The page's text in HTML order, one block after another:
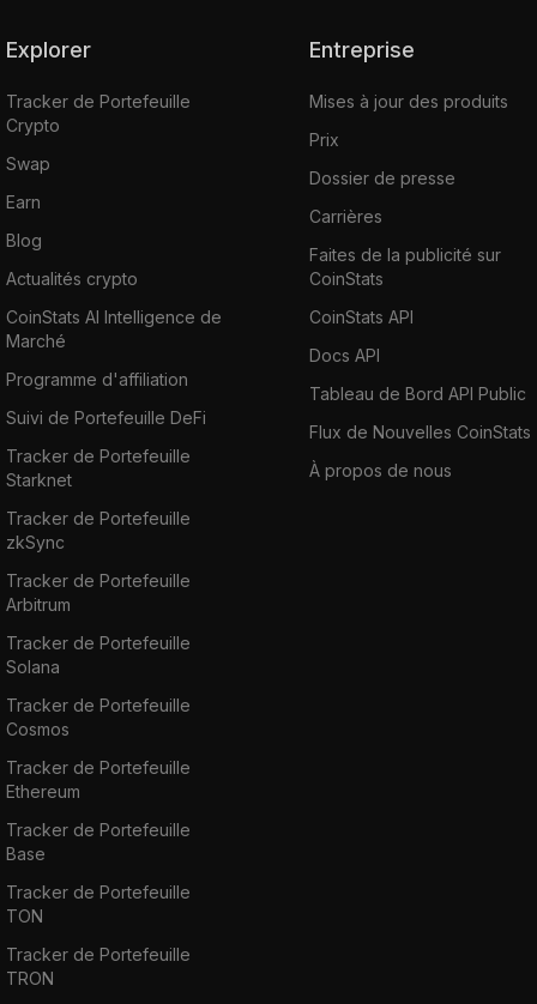
Explorer
Tracker de Portefeuille
Crypto
Swap
Earn
Blog
Actualités crypto
CoinStats AI Intelligence de
Marché
Programme d'affiliation
Suivi de Portefeuille DeFi
Tracker de Portefeuille
Starknet
Tracker de Portefeuille
zkSync
Tracker de Portefeuille
Arbitrum
Tracker de Portefeuille
Solana
Tracker de Portefeuille
Cosmos
Tracker de Portefeuille
Ethereum
Tracker de Portefeuille
Base
Tracker de Portefeuille
TON
Tracker de Portefeuille
TRON
Entreprise
Mises à jour des produits
Prix
Dossier de presse
Carrières
Faites de la publicité sur
CoinStats
CoinStats API
Docs API
Tableau de Bord API Public
Flux de Nouvelles CoinStats
À propos de nous